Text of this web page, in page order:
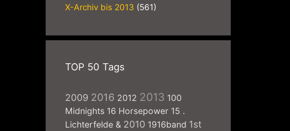
X-Archiv bis 2013 (561)
TOP 50 Tags
2009 2016 2012 2013 100
Midnights 16 Horsepower 15 .
Lichterfelde & 2010 1916band 1st